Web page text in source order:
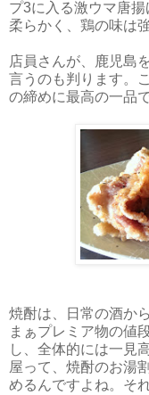
プ3に入る激ウマ唐
柔らかく、鶏の味は
店員さんが、鹿児島
言うのも判ります。
の締めに最高の一品
焼酎は、日常の酒か
まぁプレミア物の値
し、全体的には一見
屋って、焼酎のお湯
めるんですよね。そ